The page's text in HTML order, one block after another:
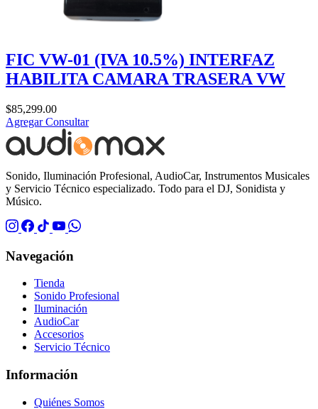
FIC VW-01 (IVA 10.5%) INTERFAZ
HABILITA CAMARA TRASERA VW
$85,299.00
AgregarConsultar
Sonido, Iluminación Profesional, AudioCar, Instrumentos Musicales
y Servicio Técnico especializado. Todo para el DJ, Sonidista y
Músico.
Navegación
Tienda
Sonido Profesional
Iluminación
AudioCar
Accesorios
Servicio Técnico
Información
Quiénes Somos